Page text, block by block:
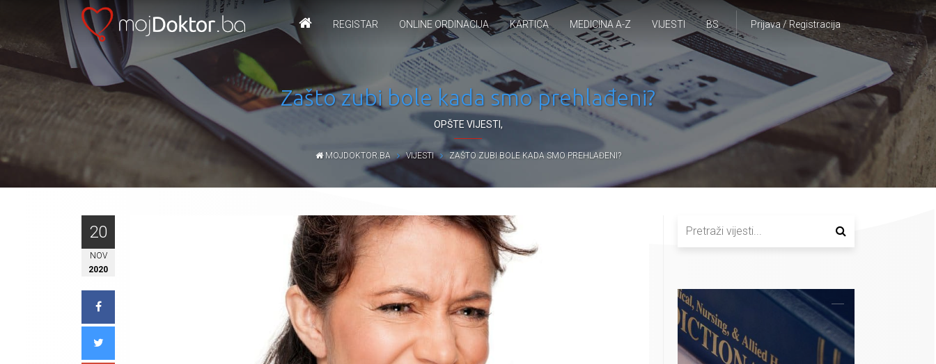
Prijava / Registracija
REGISTAR ONLINE ORDINACIJA KARTICA MEDICINA A-Z VIJESTI BS
Zašto zubi bole kada smo prehlađeni?
OPŠTE VIJESTI,
MOJDOKTOR.BA VIJESTI ZAŠTO ZUBI BOLE KADA SMO PREHLAĐENI?
20
NOV
2020